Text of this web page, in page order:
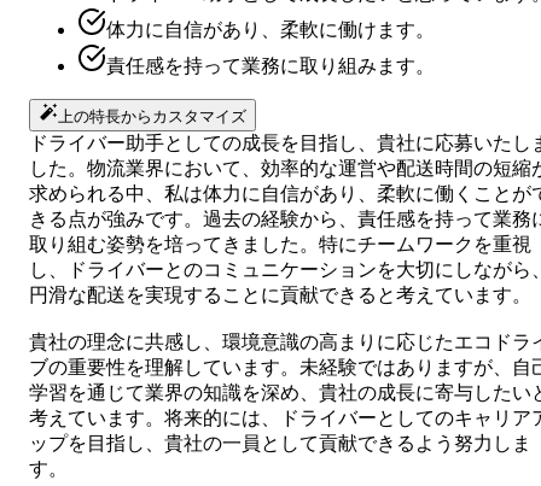
体力に自信があり、柔軟に働けます。
責任感を持って業務に取り組みます。
上の特長からカスタマイズ
ドライバー助手としての成長を目指し、貴社に応募いたし
した。物流業界において、効率的な運営や配送時間の短縮
求められる中、私は体力に自信があり、柔軟に働くことが
きる点が強みです。過去の経験から、責任感を持って業務
取り組む姿勢を培ってきました。特にチームワークを重視
し、ドライバーとのコミュニケーションを大切にしながら
円滑な配送を実現することに貢献できると考えています。
貴社の理念に共感し、環境意識の高まりに応じたエコドラ
ブの重要性を理解しています。未経験ではありますが、自
学習を通じて業界の知識を深め、貴社の成長に寄与したい
考えています。将来的には、ドライバーとしてのキャリア
ップを目指し、貴社の一員として貢献できるよう努力しま
す。